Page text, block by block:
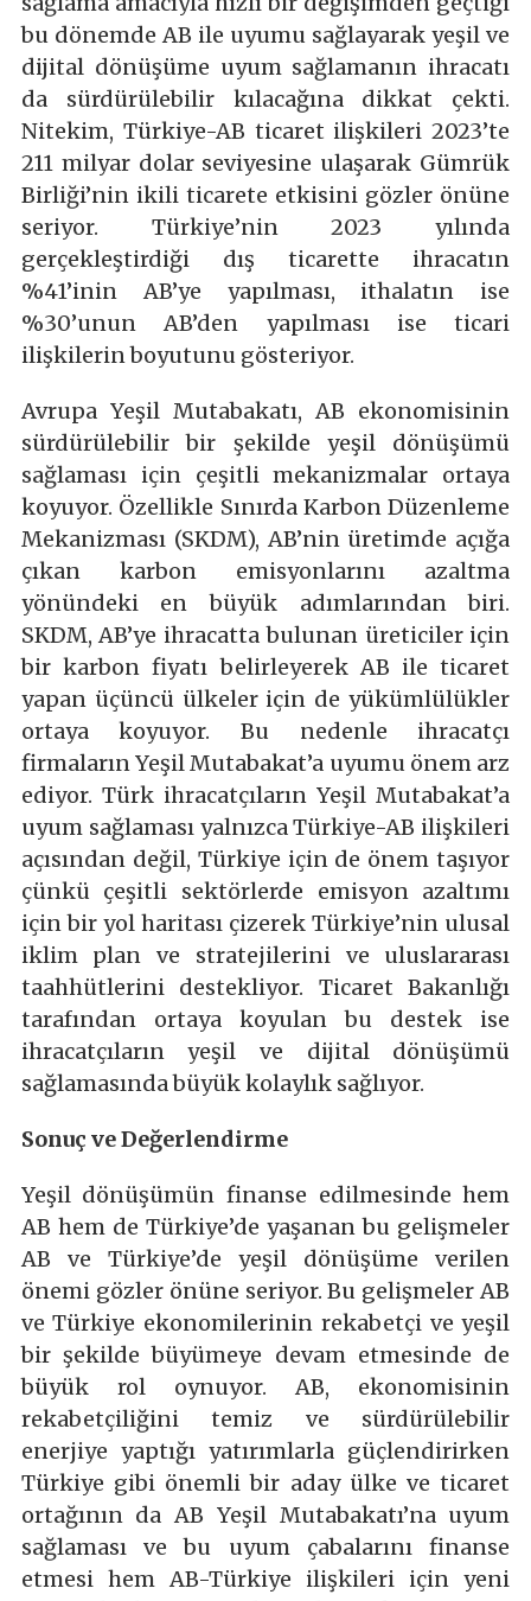
bu dönemde AB ile uyumu sağlayarak yeşil ve
dijital dönüşüme uyum sağlamanın ihracatı
da sürdürülebilir kılacağına dikkat çekti.
Nitekim, Türkiye-AB ticaret ilişkileri 2023’te
211 milyar dolar seviyesine ulaşarak Gümrük
Birliği’nin ikili ticarete etkisini gözler önüne
seriyor. Türkiye’nin 2023 yılında
gerçekleştirdiği dış ticarette ihracatın
%41’inin AB’ye yapılması, ithalatın ise
%30’unun AB’den yapılması ise ticari
ilişkilerin boyutunu gösteriyor.
Avrupa Yeşil Mutabakatı, AB ekonomisinin
sürdürülebilir bir şekilde yeşil dönüşümü
sağlaması için çeşitli mekanizmalar ortaya
koyuyor. Özellikle Sınırda Karbon Düzenleme
Mekanizması (SKDM), AB’nin üretimde açığa
çıkan karbon emisyonlarını azaltma
yönündeki en büyük adımlarından biri.
SKDM, AB’ye ihracatta bulunan üreticiler için
bir karbon fiyatı belirleyerek AB ile ticaret
yapan üçüncü ülkeler için de yükümlülükler
ortaya koyuyor. Bu nedenle ihracatçı
firmaların Yeşil Mutabakat’a uyumu önem arz
ediyor. Türk ihracatçıların Yeşil Mutabakat’a
uyum sağlaması yalnızca Türkiye-AB ilişkileri
açısından değil, Türkiye için de önem taşıyor
çünkü çeşitli sektörlerde emisyon azaltımı
için bir yol haritası çizerek Türkiye’nin ulusal
iklim plan ve stratejilerini ve uluslararası
taahhütlerini destekliyor. Ticaret Bakanlığı
tarafından ortaya koyulan bu destek ise
ihracatçıların yeşil ve dijital dönüşümü
sağlamasında büyük kolaylık sağlıyor.
Sonuç ve Değerlendirme
Yeşil dönüşümün finanse edilmesinde hem
AB hem de Türkiye’de yaşanan bu gelişmeler
AB ve Türkiye’de yeşil dönüşüme verilen
önemi gözler önüne seriyor. Bu gelişmeler AB
ve Türkiye ekonomilerinin rekabetçi ve yeşil
bir şekilde büyümeye devam etmesinde de
büyük rol oynuyor. AB, ekonomisinin
rekabetçiliğini temiz ve sürdürülebilir
enerjiye yaptığı yatırımlarla güçlendirirken
Türkiye gibi önemli bir aday ülke ve ticaret
ortağının da AB Yeşil Mutabakatı’na uyum
sağlaması ve bu uyum çabalarını finanse
etmesi hem AB-Türkiye ilişkileri için yeni